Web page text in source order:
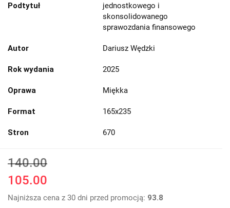
Podtytuł
jednostkowego i
skonsolidowanego
sprawozdania finansowego
Autor Dariusz Wędzki
Rok wydania 2025
Oprawa Miękka
Format 165x235
Stron 670
140.00
105.00
Najniższa cena z 30 dni przed promocją: 93.8